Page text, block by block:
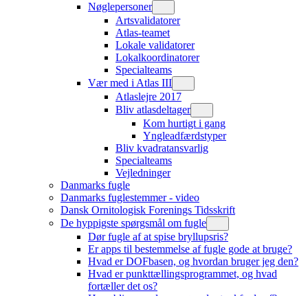
Nøglepersoner
Artsvalidatorer
Atlas-teamet
Lokale validatorer
Lokalkoordinatorer
Specialteams
Vær med i Atlas III
Atlaslejre 2017
Bliv atlasdeltager
Kom hurtigt i gang
Yngleadfærdstyper
Bliv kvadratansvarlig
Specialteams
Vejledninger
Danmarks fugle
Danmarks fuglestemmer - video
Dansk Ornitologisk Forenings Tidsskrift
De hyppigste spørgsmål om fugle
Dør fugle af at spise bryllupsris?
Er apps til bestemmelse af fugle gode at bruge?
Hvad er DOFbasen, og hvordan bruger jeg den?
Hvad er punkttællingsprogrammet, og hvad
fortæller det os?